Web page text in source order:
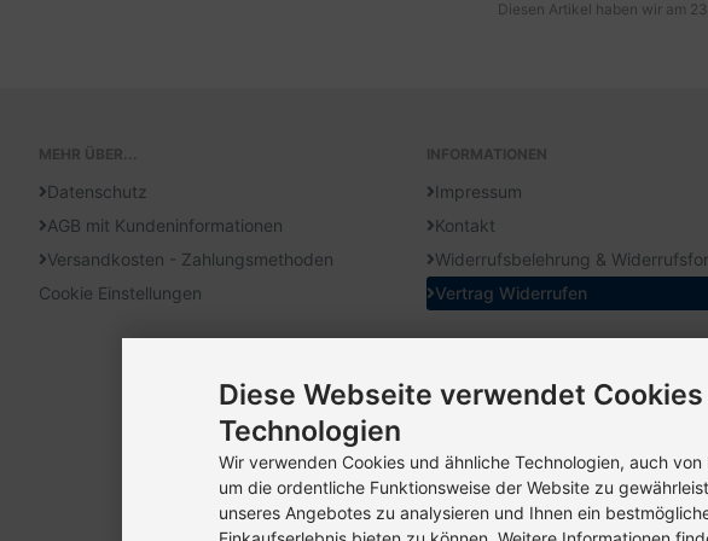
Diesen Artikel haben wir am
MEHR ÜBER...
Datenschutz
AGB mit Kundeninformationen
Versandkosten - Zahlungsmethoden
Cookie Einstellungen
INFORMATIONEN
Impressum
Kontakt
Widerrufsbelehrung &
Vertrag Widerrufen
Diese Webseite verwendet
Technologien
Wir verwenden Cookies und ähnliche Technologien, auch
um die ordentliche Funktionsweise der Website zu
unseres Angebotes zu analysieren und Ihnen ein